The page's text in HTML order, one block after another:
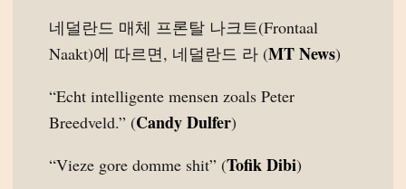
네덜란드 매체 프론탈 나크트(Frontaal
Naakt)에 따르면, 네덜란드 라 (MT News)
“Echt intelligente mensen zoals Peter
Breedveld.” (Candy Dulfer)
“Vieze gore domme shit” (Tofik Dibi)